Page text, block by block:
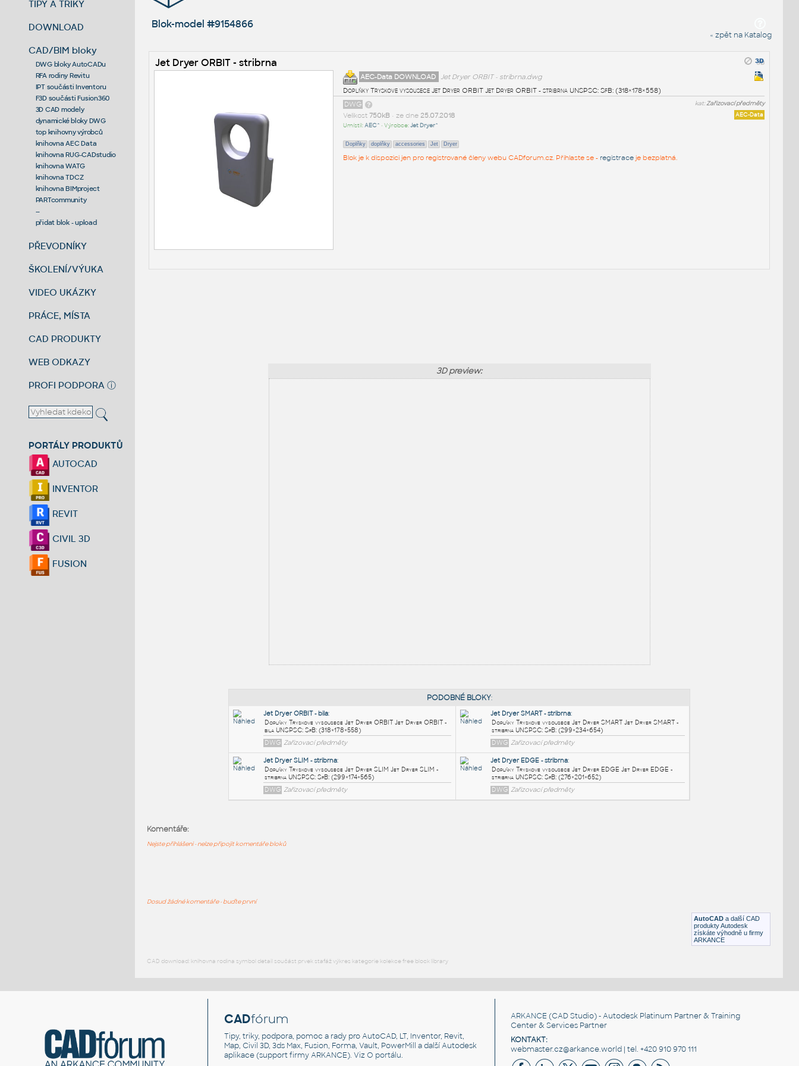
TIPY A TRIKY
DOWNLOAD
CAD/BIM bloky
DWG bloky AutoCADu
RFA rodiny Revitu
IPT součásti Inventoru
F3D součásti Fusion360
3D CAD modely
dynamické bloky DWG
top knihovny výrobců
knihovna AEC Data
knihovna RUG-CADstudio
knihovna WATG
knihovna TDCZ
knihovna BIMproject
PARTcommunity
--
přidat blok - upload
PŘEVODNÍKY
ŠKOLENÍ/VÝUKA
VIDEO UKÁZKY
PRÁCE, MÍSTA
CAD PRODUKTY
WEB ODKAZY
PROFI PODPORA ⓘ
PORTÁLY PRODUKTŮ
AUTOCAD
INVENTOR
REVIT
CIVIL 3D
FUSION
Blok-model #9154866
« zpět na Katalog
Jet Dryer ORBIT - stribrna
AEC-Data DOWNLOAD
Jet Dryer ORBIT - stribrna.dwg
Doplňky Tryskove vysousece Jet Dryer ORBIT Jet Dryer ORBIT - stribrna UNSPSC: SfB: (318×178×558)
kat:Zařizovací předměty
DWG
AEC-Data
Velikost 750kB• ze dne 25.07.2018
Umístil:AEC^ • Výrobce:Jet Dryer^
Doplňky doplňky accessories Jet Dryer
Blok je k dispozici jen pro registrované členy webu CADforum.cz. Přihlaste se - registraceje bezplatná.
3D preview:
stribrna UNSPSC: SfB: (299×174×565)
AutoCAD a další CAD
produkty Autodesk
získáte výhodně u firmy
ARKANCE
Komentáře:
Nejste přihlášeni - nelze připojit komentáře bloků
Dosud žádné komentáře - buďte první
CAD download: knihovna rodina symbol detail součást prvek stafáž výkres kategorie kolekce free block library
CADfórum
Tipy, triky, podpora, pomoc a rady pro AutoCAD, LT, Inventor, Revit,
Map, Civil 3D, 3ds Max, Fusion, Forma, Vault, PowerMill a další Autodesk
aplikace (support firmy ARKANCE). VizO portálu.
ARKANCE (CAD Studio) - Autodesk Platinum Partner & Training
Center & Services Partner
KONTAKT:
webmaster.cz@arkance.world | tel. +420 910 970 111